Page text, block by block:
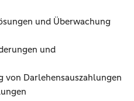
und Überwachung
und
Darlehensauszahlungen